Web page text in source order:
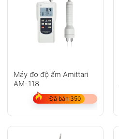
Máy đo độ ẩm Amittari
AM-118
Đã bán 350